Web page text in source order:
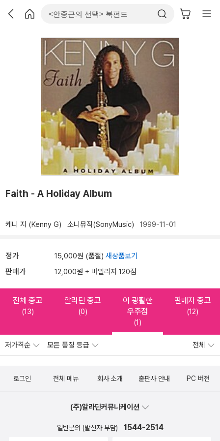
Faith - A Holiday Album
케니 지 (Kenny G) 소니뮤직(SonyMusic) 1999-11-01
정가 15,000원 (품절) 새상품보기
판매가 12,000원 + 마일리지 120점
전체 중고
(13)
알라딘 중고
(0)
이 광활한
우주점
(1)
판매자 중고
(12)
저가격순 모든 품질 등급 전체
로그인 전체 메뉴 회사 소개 출판사 안내 PC 버전
(주)알라딘커뮤니케이션
일반문의 (발신자 부담) 1544-2514